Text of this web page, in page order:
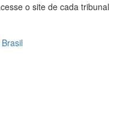
o site de cada tribunal